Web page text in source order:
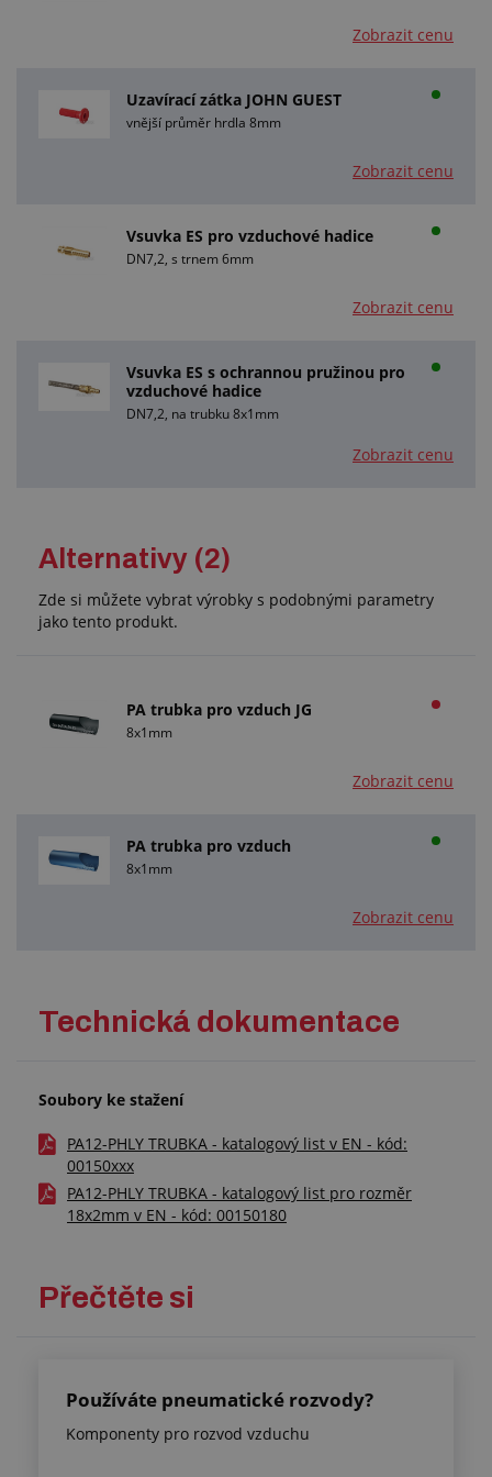
Zobrazit cenu
Uzavírací zátka JOHN GUEST
vnější průměr hrdla 8mm
Zobrazit cenu
Vsuvka ES pro vzduchové hadice
DN7,2, s trnem 6mm
Zobrazit cenu
Vsuvka ES s ochrannou pružinou pro
vzduchové hadice
DN7,2, na trubku 8x1mm
Zobrazit cenu
Alternativy (2)
Zde si můžete vybrat výrobky s podobnými parametry
jako tento produkt.
PA trubka pro vzduch JG
8x1mm
Zobrazit cenu
PA trubka pro vzduch
8x1mm
Zobrazit cenu
Technická dokumentace
Soubory ke stažení
PA12-PHLY TRUBKA - katalogový list v EN - kód:
00150xxx
PA12-PHLY TRUBKA - katalogový list pro rozměr
18x2mm v EN - kód: 00150180
Přečtěte si
Používáte pneumatické rozvody?
Komponenty pro rozvod vzduchu